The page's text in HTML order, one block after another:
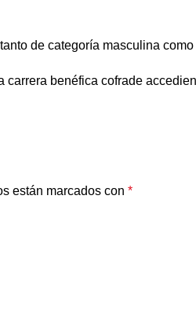
tanto de categoría masculina
carrera benéfica cofrade
están marcados con *